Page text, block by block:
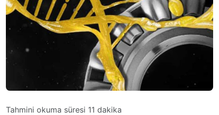
Tahmini okuma süresi 11 dakika